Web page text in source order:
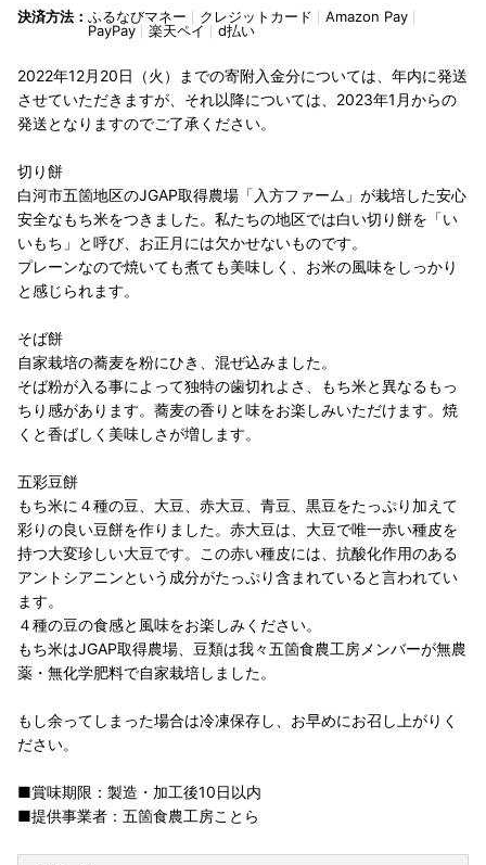
決済方法： ふるなびマネー クレジットカード
Amazon Pay
PayPay
楽天ペイ d払い
2022年12月20日（火）までの寄附入金分については、年内に発送
させていただきますが、それ以降については、2023年1月からの
発送となりますのでご了承ください。
切り餅
白河市五箇地区のJGAP取得農場「入方ファーム」が栽培した安心
安全なもち米をつきました。私たちの地区では白い切り餅を「い
いもち」と呼び、お正月には欠かせないものです。
プレーンなので焼いても煮ても美味しく、お米の風味をしっかり
と感じられます。
そば餅
自家栽培の蕎麦を粉にひき、混ぜ込みました。
そば粉が入る事によって独特の歯切れよさ、もち米と異なるもっ
ちり感があります。蕎麦の香りと味をお楽しみいただけます。焼
くと香ばしく美味しさが増します。
五彩豆餅
もち米に４種の豆、大豆、赤大豆、青豆、黒豆をたっぷり加えて
彩りの良い豆餅を作りました。赤大豆は、大豆で唯一赤い種皮を
持つ大変珍しい大豆です。この赤い種皮には、抗酸化作用のある
アントシアニンという成分がたっぷり含まれていると言われてい
ます。
４種の豆の食感と風味をお楽しみください。
もち米はJGAP取得農場、豆類は我々五箇食農工房メンバーが無農
薬・無化学肥料で自家栽培しました。
もし余ってしまった場合は冷凍保存し、お早めにお召し上がりく
ださい。
■賞味期限：製造・加工後10日以内
■提供事業者：五箇食農工房ことら